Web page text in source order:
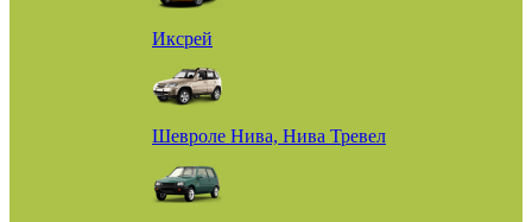
Иксрей
Шевроле Нива, Нива Тревел